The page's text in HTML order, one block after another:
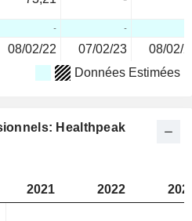
- -
08/02/22 07/02/23 08/02/
Données Estimées
Healthpeak
2021 2022